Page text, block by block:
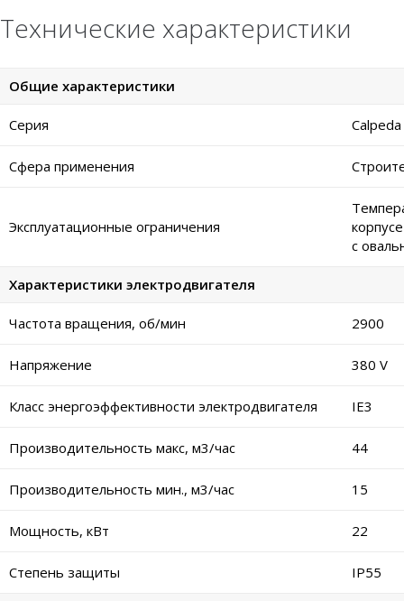
Технические характеристики
Общие характеристики
Серия
Сфера применения
Эксплуатационные ограничения
с
Характеристики электродвигателя
Частота вращения, об/мин 2900
Напряжение 380 V
Класс энергоэффективности электродвигателя IE3
Производительность макс, м3/час 44
Производительность мин., м3/час 15
Мощность, кВт 22
Степень защиты IP55